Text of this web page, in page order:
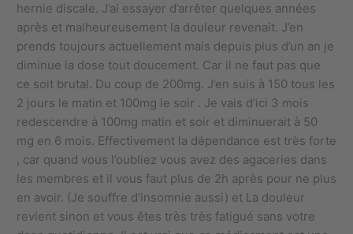
hernie discale. J’ai essayer d’arrêter quelques années
après et malheureusement la douleur revenait. J’en
prends toujours actuellement mais depuis plus d’un an je
diminue la dose tout doucement. Car il ne faut pas que
ce soit brutal. Du coup de 200mg. J’en suis à 150 tous les
2 jours le matin et 100mg le soir . Je vais d’ici 3 mois
redescendre à 100mg matin et soir et diminuerait à 50
mg en 6 mois. Effectivement la dépendance est très forte
, car quand vous l’oubliez vous avez des agaceries dans
les membres et il vous faut plus de 2h après pour ne plus
en avoir. (Je souffre d’insomnie aussi) et La douleur
revient sinon et vous êtes très très fatigué sans votre